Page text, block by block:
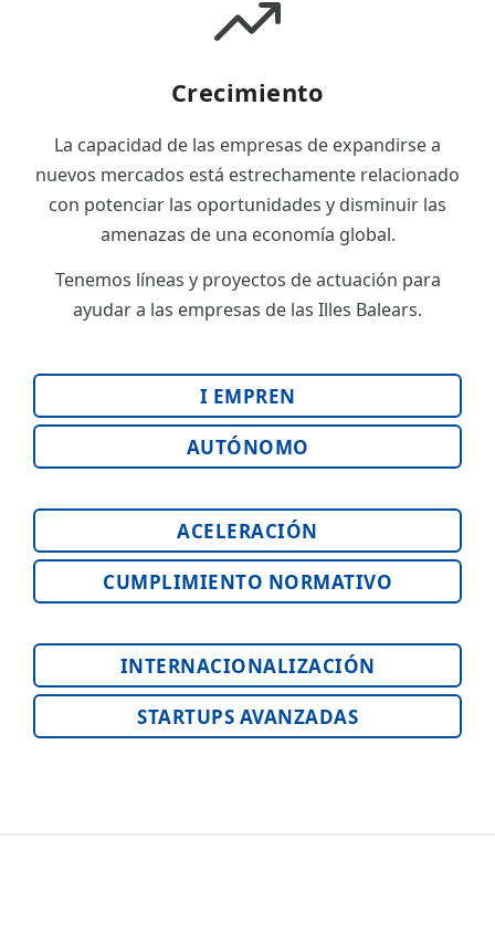
Crecimiento
La capacidad de las empresas de expandirse a
nuevos mercados está estrechamente relacionado
con potenciar las oportunidades y disminuir las
amenazas de una economía global.
Tenemos líneas y proyectos de actuación para
ayudar a las empresas de las Illes Balears.
I EMPREN
AUTÓNOMO
ACELERACIÓN
CUMPLIMIENTO NORMATIVO
INTERNACIONALIZACIÓN
STARTUPS AVANZADAS